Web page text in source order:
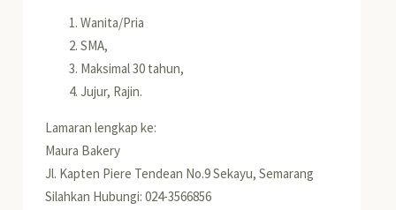
Wanita/Pria
SMA,
Maksimal 30 tahun,
Jujur, Rajin.
Lamaranlengkap ke:
Maura Bakery
Jl. Kapten Piere Tendean No.9 Sekayu, Semarang
Silahkan Hubungi: 024-3566856